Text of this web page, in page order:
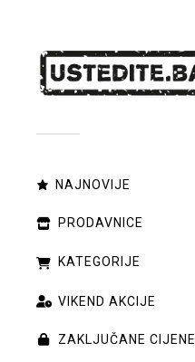
NAJNOVIJE
PRODAVNICE
KATEGORIJE
VIKEND AKCIJE
ZAKLJUČANE CIJENE